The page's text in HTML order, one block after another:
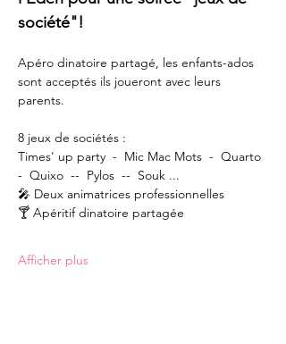
société"!
Apéro dinatoire partagé, les enfants-ados
sont acceptés ils joueront avec leurs
parents.
8 jeux de sociétés :
Times' up party  -  Mic Mac Mots  -  Quarto
-  Quixo  --  Pylos  --  Souk ...
🎤 Deux animatrices professionnelles
🍸 Apéritif dinatoire partagée
Afficher plus